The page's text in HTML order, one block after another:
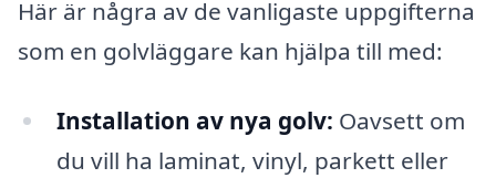
Här är några av de vanligaste uppgifterna
som en golvläggare kan hjälpa till med:
Installation av nya golv: Oavsett om
du vill ha laminat, vinyl, parkett eller